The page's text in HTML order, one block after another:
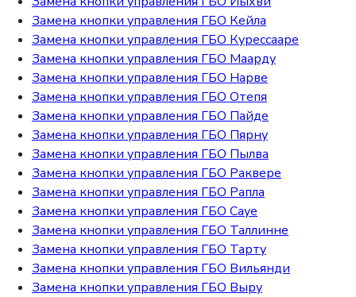
Замена кнопки управления ГБО Кейла
Замена кнопки управления ГБО Курессааре
Замена кнопки управления ГБО Маарду
Замена кнопки управления ГБО Нарве
Замена кнопки управления ГБО Отепя
Замена кнопки управления ГБО Пайде
Замена кнопки управления ГБО Пярну
Замена кнопки управления ГБО Пылва
Замена кнопки управления ГБО Раквере
Замена кнопки управления ГБО Рапла
Замена кнопки управления ГБО Сауе
Замена кнопки управления ГБО Таллинне
Замена кнопки управления ГБО Тарту
Замена кнопки управления ГБО Вильянди
Замена кнопки управления ГБО Выру